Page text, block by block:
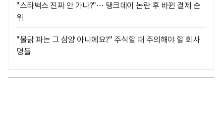
"스타벅스 진짜 안 가나?"… 탱크데이 논란 후 바뀐 결제 순
위
"불닭 파는 그 삼양 아니에요?" 주식할 때 주의해야 할 회사
명들